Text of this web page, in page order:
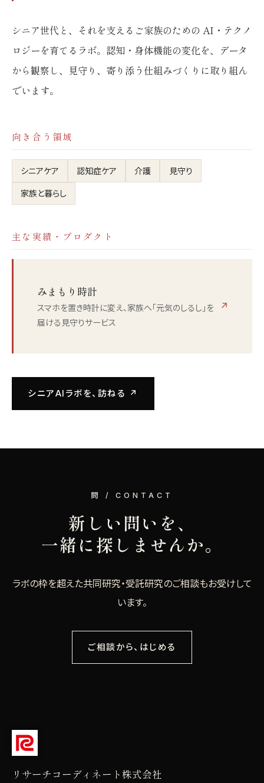
シニア世代と、それを支えるご家族のための AI・テクノ
ロジーを育てるラボ。認知・身体機能の変化を、データ
から観察し、見守り、寄り添う仕組みづくりに取り組ん
でいます。
向き合う領域
シニアケア 認知症ケア 介護 見守り
家族と暮らし
主な実績・プロダクト
みまもり時計
スマホを置き時計に変え、家族へ「元気のしるし」を
届ける見守りサービス
↗
シニアAIラボを、訪ねる ↗
問 / CONTACT
新しい問いを、
一緒に探しませんか。
ラボの枠を超えた共同研究・受託研究のご相談もお受けして
います。
ご相談から、はじめる
リサーチコーディネート株式会社